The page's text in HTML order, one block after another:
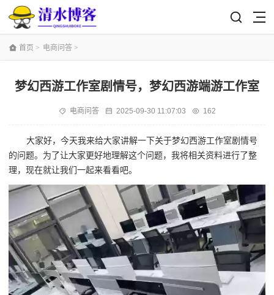
首页 > 电商问答 >
梦幻西游工作室剧情号，梦幻西游端游工作室
电商问答 2025-09-30 11:07:03 162
大家好，今天我来给大家讲解一下关于梦幻西游工作室剧情号
的问题。为了让大家更好地理解这个问题，我将相关资料进行了整
理，现在就让我们一起来看看吧。